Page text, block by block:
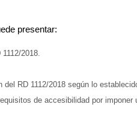
presentar:
2018.
RD 1112/2018 según lo
de accesibilidad por imponer